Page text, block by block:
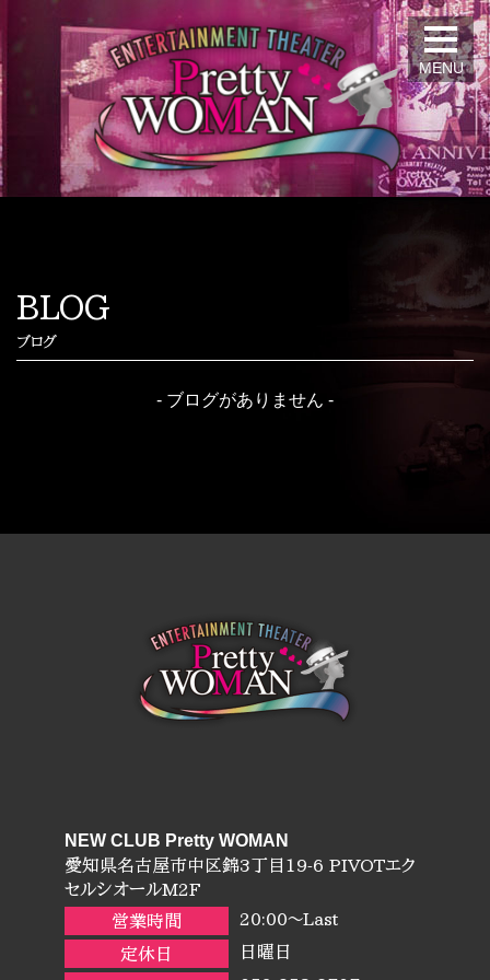
MENU
BLOG
ブログ
- ブログがありません -
NEW CLUB Pretty WOMAN
愛知県名古屋市中区錦3丁目19-6 PIVOTエク
セルシオールM2F
営業時間
20:00～Last
定休日
日曜日